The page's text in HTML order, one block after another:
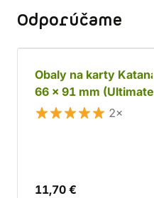
Odporúčame
Obaly na karty Katana
66 x 91 mm (Ultimate
Guard)
2×
11,70 €